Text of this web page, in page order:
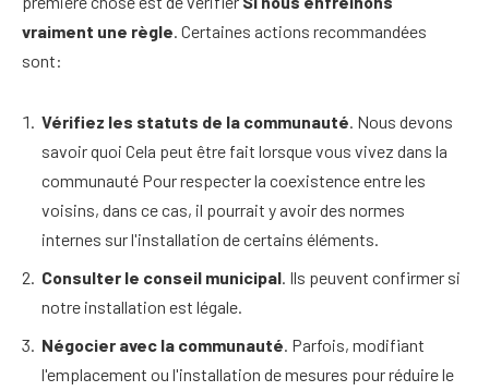
vraiment une règle. Certaines actions recommandées
sont:
Vérifiez les statuts de la communauté . Nous devons
savoir quoi Cela peut être fait lorsque vous vivez dans la
communauté Pour respecter la coexistence entre les
voisins, dans ce cas, il pourrait y avoir des normes
internes sur l'installation de certains éléments.
Consulter le conseil municipal . Ils peuvent confirmer si
notre installation est légale.
Négocier avec la communauté . Parfois, modifiant
l'emplacement ou l'installation de mesures pour réduire le